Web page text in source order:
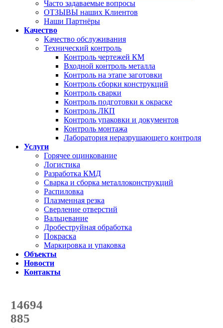
Часто задаваемые вопросы
ОТЗЫВЫ наших Клиентов
Наши Партнёры
Качество
Качество обслуживания
Технический контроль
Контроль чертежей КМ
Входной контроль металла
Контроль на этапе заготовки
Контроль сборки конструкций
Контроль сварки
Контроль подготовки к окраске
Контроль ЛКП
Контроль упаковки и документов
Контроль монтажа
Лаборатория неразрушающего контроля
Услуги
Горячее оцинкование
Логистика
Разработка КМД
Сварка и сборка металлоконструкций
Распиловка
Плазменная резка
Сверление отверстий
Вальцевание
Дробеструйная обработка
Покраска
Маркировка и упаковка
Объекты
Новости
Контакты
14694
с начала года
885
с начала месяца